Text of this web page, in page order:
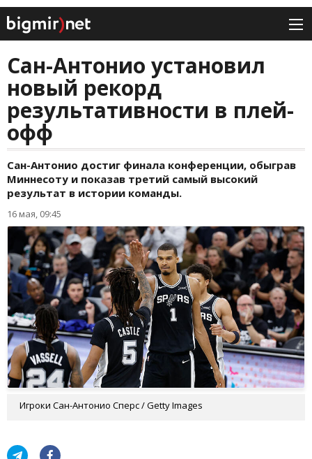
Сан-Антонио установил
новый рекорд
результативности в плей-
офф
Сан-Антонио достиг финала конференции, обыграв
Миннесоту и показав третий самый высокий
результат в истории команды.
16 мая, 09:45
Игроки Сан-Антонио Сперс / Getty Images